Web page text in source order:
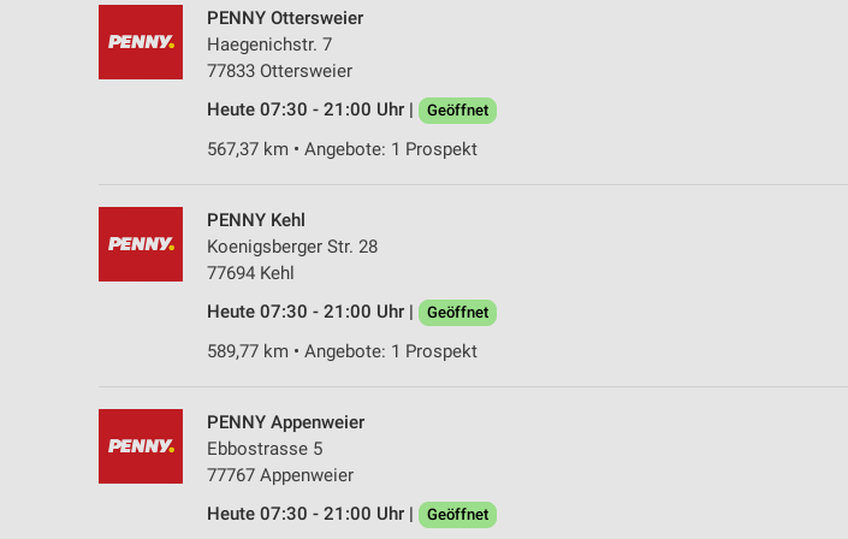
PENNY Ottersweier
Haegenichstr. 7
77833 Ottersweier
Heute 07:30 - 21:00 Uhr |
Geöffnet
567,37 km • Angebote: 1 Prospekt
PENNY Kehl
Koenigsberger Str. 28
77694 Kehl
Heute 07:30 - 21:00 Uhr |
Geöffnet
589,77 km • Angebote: 1 Prospekt
PENNY Appenweier
Ebbostrasse 5
77767 Appenweier
Heute 07:30 - 21:00 Uhr |
Geöffnet